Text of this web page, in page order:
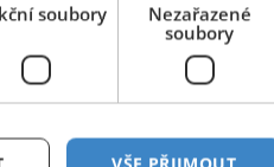
soubory
Nezařazené
soubory